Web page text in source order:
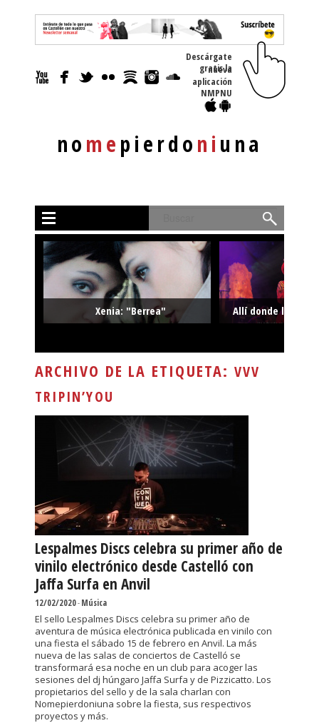
nomepierdoniuna
Descárgate
gratis la nueva
aplicación
NMPNU
Xenia: "Berrea" Allí donde la
ARCHIVO DE LA ETIQUETA: VVV
TRIPIN’YOU
Lespalmes Discs celebra su primer año de
vinilo electrónico desde Castelló con
Jaffa Surfa en Anvil
12/02/2020-Música
El sello Lespalmes Discs celebra su primer año de
aventura de música electrónica publicada en vinilo con
una fiesta el sábado 15 de febrero en Anvil. La más
nueva de las salas de conciertos de Castelló se
transformará esa noche en un club para acoger las
sesiones del dj húngaro Jaffa Surfa y de Pizzicatto. Los
propietarios del sello y de la sala charlan con
Nomepierdoniuna sobre la fiesta, sus respectivos
proyectos y más.